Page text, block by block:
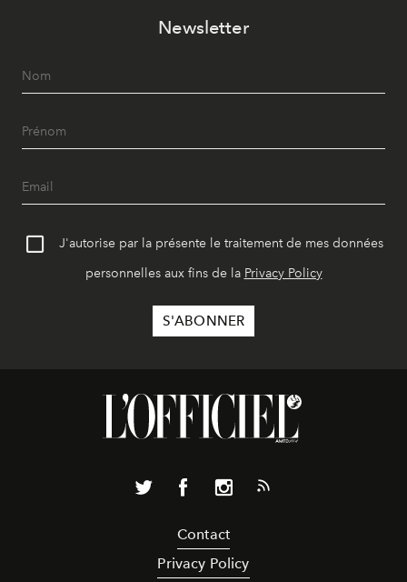
Newsletter
J'autorise par la présente le traitement de mes données
personnelles aux fins de la Privacy Policy
Contact
Privacy Policy